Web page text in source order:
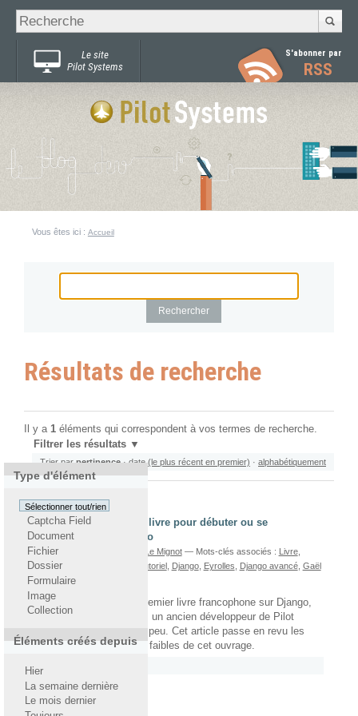
Chercher par
Recherche
avancée…
Le site
Pilot Systems
S'abonner par
RSS
Vous êtes ici : Accueil
Résultats de recherche
Il y a 1 éléments qui correspondent à vos termes de recherche.
Filtrer les résultats
Type d'élément
Sélectionner tout/rien
Captcha Field
Document
Fichier
Dossier
Formulaire
Image
Collection
Éléments créés depuis
Hier
La semaine dernière
Le mois dernier
Trier par pertinence · date (le plus récent en premier) · alphabétiquement
« Django Avancé », un livre pour débuter ou se
perfectionner en Django
écrit le 27/08/2013 Gaël Le Mignot — Mots-clés associés : Livre,
Ouvrage
Tutoriel, Django, Eyrolles Django avancé, Gaël
le Mignot
« Django Avancé », le premier livre francophone sur Django,
écrit par Yohann Gabory, un ancien développeur de Pilot
Systems, est sorti il y a peu. Cet article passe en revu les
points forts et les points faibles de cet ouvrage.